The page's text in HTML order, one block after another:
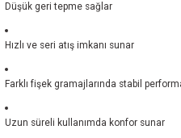
Düşük geri tepme sağlar
Hızlı ve seri atış imkanı sunar
Farklı fişek gramajlarında stabil
Uzun süreli kullanımda konfor sunar